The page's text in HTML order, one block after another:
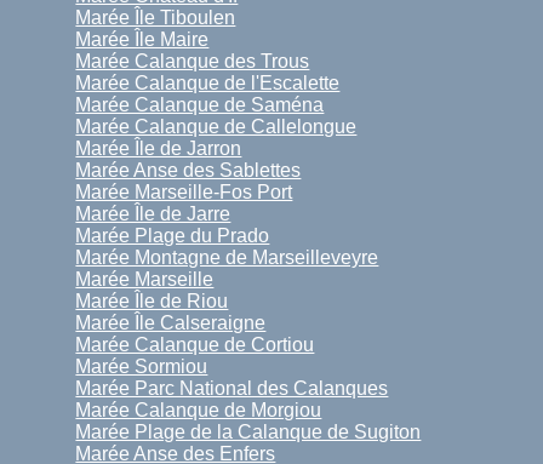
Marée Île Tiboulen
Marée Île Maire
Marée Calanque des Trous
Marée Calanque de l'Escalette
Marée Calanque de Saména
Marée Calanque de Callelongue
Marée Île de Jarron
Marée Anse des Sablettes
Marée Marseille-Fos Port
Marée Île de Jarre
Marée Plage du Prado
Marée Montagne de Marseilleveyre
Marée Marseille
Marée Île de Riou
Marée Île Calseraigne
Marée Calanque de Cortiou
Marée Sormiou
Marée Parc National des Calanques
Marée Calanque de Morgiou
Marée Plage de la Calanque de Sugiton
Marée Anse des Enfers